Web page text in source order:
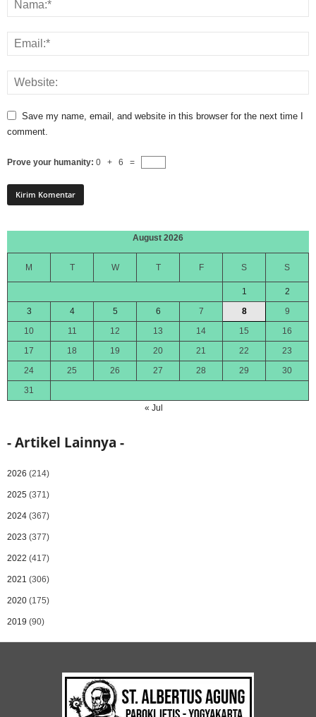
Save my name, email, and website in this browser for the next time I
comment.
Prove your humanity: 0 + 6 =
August 2026
M T W T F S S
1
2
3
4 5 6 7 8
9
10
11 12 13 14 15
16
17
18 19 20 21 22
23
24
25 26 27 28 29
30
31
« Jul
- Artikel Lainnya -
2026 (214)
2025 (371)
2024 (367)
2023 (377)
2022 (417)
2021 (306)
2020 (175)
2019 (90)